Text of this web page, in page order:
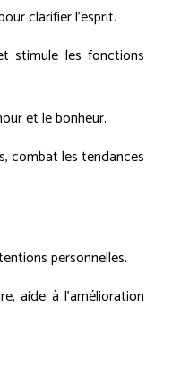
clarifier l'esprit.
stimule les fonctions
et le bonheur.
combat les tendances
personnelles.
aide à l'amélioration